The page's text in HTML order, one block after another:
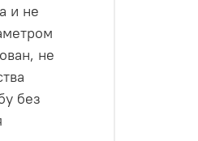
и не
не
без